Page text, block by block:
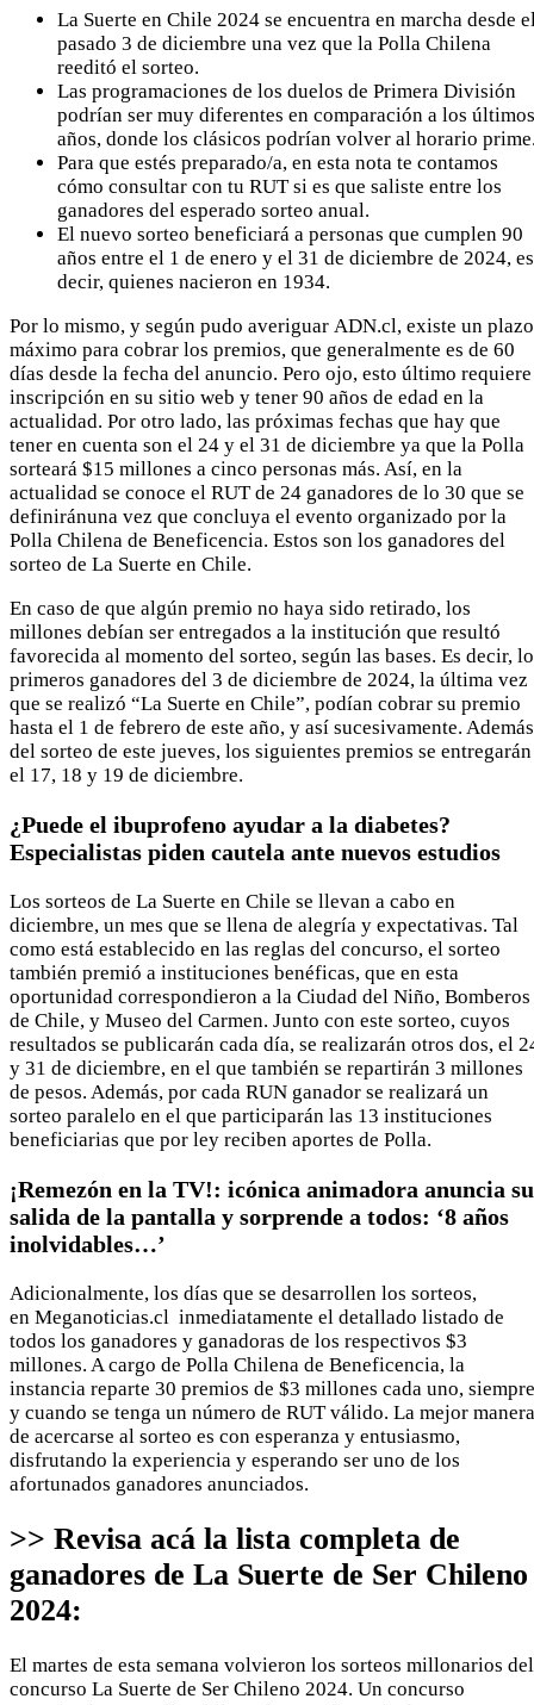
La Suerte en Chile 2024 se encuentra en marcha desde
pasado 3 de diciembre una vez que la Polla Chilena
reeditó el sorteo.
Las programaciones de los duelos de Primera División
podrían ser muy diferentes en comparación a los últimos
años, donde los clásicos podrían volver al horario
Para que estés preparado/a, en esta nota te contamos
cómo consultar con tu RUT si es que saliste entre los
ganadores del esperado sorteo anual.
El nuevo sorteo beneficiará a personas que cumplen 90
años entre el 1 de enero y el 31 de diciembre de 2024, es
decir, quienes nacieron en 1934.
Por lo mismo, y según pudo averiguar ADN.cl, existe un plazo
máximo para cobrar los premios, que generalmente es de 60
días desde la fecha del anuncio. Pero ojo, esto último requiere
inscripción en su sitio web y tener 90 años de edad en la
actualidad. Por otro lado, las próximas fechas que hay que
tener en cuenta son el 24 y el 31 de diciembre ya que la Polla
sorteará $15 millones a cinco personas más. Así, en la
actualidad se conoce el RUT de 24 ganadores de lo 30 que se
definiránuna vez que concluya el evento organizado por la
Polla Chilena de Beneficencia. Estos son los ganadores del
sorteo de La Suerte en Chile.
En caso de que algún premio no haya sido retirado, los
millones debían ser entregados a la institución que resultó
favorecida al momento del sorteo, según las bases. Es decir,
primeros ganadores del 3 de diciembre de 2024, la última vez
que se realizó “La Suerte en Chile”, podían cobrar su premio
hasta el 1 de febrero de este año, y así sucesivamente. Además
del sorteo de este jueves, los siguientes premios se entregarán
el 17, 18 y 19 de diciembre.
¿Puede el ibuprofeno ayudar a la diabetes?
Especialistas piden cautela ante nuevos estudios
Los sorteos de La Suerte en Chile se llevan a cabo en
diciembre, un mes que se llena de alegría y expectativas. Tal
como está establecido en las reglas del concurso, el sorteo
también premió a instituciones benéficas, que en esta
oportunidad correspondieron a la Ciudad del Niño, Bomberos
de Chile, y Museo del Carmen. Junto con este sorteo, cuyos
resultados se publicarán cada día, se realizarán otros dos, el
y 31 de diciembre, en el que también se repartirán 3 millones
de pesos. Además, por cada RUN ganador se realizará un
sorteo paralelo en el que participarán las 13 instituciones
beneficiarias que por ley reciben aportes de Polla.
¡Remezón en la TV!: icónica animadora anuncia su
salida de la pantalla y sorprende a todos: ‘8 años
inolvidables…’
Adicionalmente, los días que se desarrollen los sorteos,
en Meganoticias.cl inmediatamente el detallado listado de
todos los ganadores y ganadoras de los respectivos $3
millones. A cargo de Polla Chilena de Beneficencia, la
instancia reparte 30 premios de $3 millones cada uno, siempre
y cuando se tenga un número de RUT válido. La mejor manera
de acercarse al sorteo es con esperanza y entusiasmo,
disfrutando la experiencia y esperando ser uno de los
afortunados ganadores anunciados.
>> Revisa acá la lista completa de
ganadores de La Suerte de Ser Chileno
2024:
El martes de esta semana volvieron los sorteos millonarios del
concurso La Suerte de Ser Chileno 2024. Un concurso